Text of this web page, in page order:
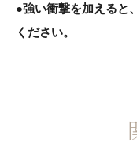
●強い衝撃を加えると
ください。